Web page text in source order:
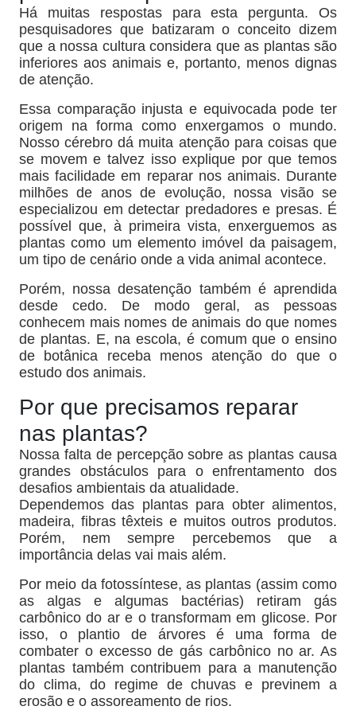
Há muitas respostas para esta pergunta. Os
pesquisadores que batizaram o conceito dizem
que a nossa cultura considera que as plantas são
inferiores aos animais e, portanto, menos dignas
de atenção.
Essa comparação injusta e equivocada pode ter
origem na forma como enxergamos o mundo.
Nosso cérebro dá muita atenção para coisas que
se movem e talvez isso explique por que temos
mais facilidade em reparar nos animais. Durante
milhões de anos de evolução, nossa visão se
especializou em detectar predadores e presas. É
possível que, à primeira vista, enxerguemos as
plantas como um elemento imóvel da paisagem,
um tipo de cenário onde a vida animal acontece.
Porém, nossa desatenção também é aprendida
desde cedo. De modo geral, as pessoas
conhecem mais nomes de animais do que nomes
de plantas. E, na escola, é comum que o ensino
de botânica receba menos atenção do que o
estudo dos animais.
Por que precisamos reparar
nas plantas?
Nossa falta de percepção sobre as plantas causa
grandes obstáculos para o enfrentamento dos
desafios ambientais da atualidade.
Dependemos das plantas para obter alimentos,
madeira, fibras têxteis e muitos outros produtos.
Porém, nem sempre percebemos que a
importância delas vai mais além.
Por meio da fotossíntese, as plantas (assim como
as algas e algumas bactérias) retiram gás
carbônico do ar e o transformam em glicose. Por
isso, o plantio de árvores é uma forma de
combater o excesso de gás carbônico no ar. As
plantas também contribuem para a manutenção
do clima, do regime de chuvas e previnem a
erosão e o assoreamento de rios.